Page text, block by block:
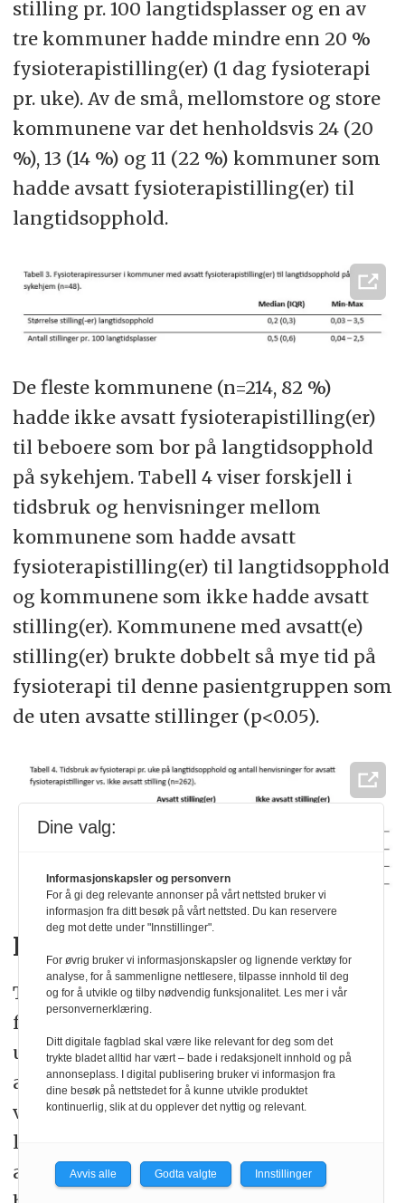
stilling pr. 100 langtidsplasser og en av
tre kommuner hadde mindre enn 20 %
fysioterapistilling(er) (1 dag fysioterapi
pr. uke). Av de små, mellomstore og store
kommunene var det henholdsvis 24 (20
%), 13 (14 %) og 11 (22 %) kommuner som
hadde avsatt fysioterapistilling(er) til
langtidsopphold.
De fleste kommunene (n=214, 82 %)
hadde ikke avsatt fysioterapistilling(er)
til beboere som bor på langtidsopphold
på sykehjem. Tabell 4 viser forskjell i
tidsbruk og henvisninger mellom
kommunene som hadde avsatt
fysioterapistilling(er) til langtidsopphold
og kommunene som ikke hadde avsatt
stilling(er). Kommunene med avsatt(e)
stilling(er) brukte dobbelt så mye tid på
fysioterapi til denne pasientgruppen som
de uten avsatte stillinger (p<0.05).
Henvisningsrutiner
Totalt 19 kommuner med avsatt
fysioterapistilling og 201 kommuner
uten avsatt stilling svarte på spørsmål
angående henvisningsrutiner. Tabell 5
viser at tilgang til fysioterapeut på
langtidsopphold oftest skjedde ved at
ansatte på sykehjemmet sendte
Dine valg:
Informasjonskapsler og personvern
For å gi deg relevante annonser på vårt nettsted bruker vi
informasjon fra ditt besøk på vårt nettsted. Du kan reservere
deg mot dette under "Innstillinger".
For øvrig bruker vi informasjonskapsler og lignende verktøy for
analyse, for å sammenligne nettlesere, tilpasse innhold til deg
og for å utvikle og tilby nødvendig funksjonalitet. Les mer i vår
personvernerklæring.
Ditt digitale fagblad skal være like relevant for deg som det
trykte bladet alltid har vært – bade i redaksjonelt innhold og på
annonseplass. I digital publisering bruker vi informasjon fra
dine besøk på nettstedet for å kunne utvikle produktet
kontinuerlig, slik at du opplever det nyttig og relevant.
Avvis alle Godta valgte Innstillinger